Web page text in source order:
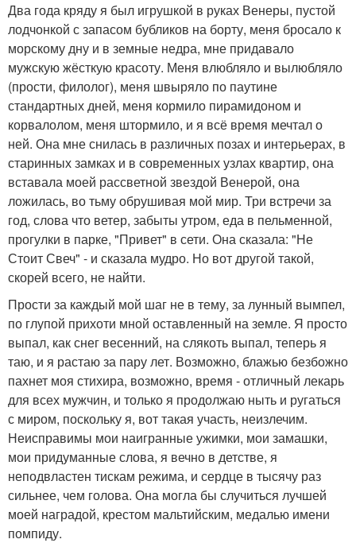
Два года кряду я был игрушкой в руках Венеры, пустой
лодчонкой с запасом бубликов на борту, меня бросало к
морскому дну и в земные недра, мне придавало
мужскую жёсткую красоту. Меня влюбляло и вылюбляло
(прости, филолог), меня швыряло по паутине
стандартных дней, меня кормило пирамидоном и
корвалолом, меня штормило, и я всё время мечтал о
ней. Она мне снилась в различных позах и интерьерах, в
старинных замках и в современных узлах квартир, она
вставала моей рассветной звездой Венерой, она
ложилась, во тьму обрушивая мой мир. Три встречи за
год, слова что ветер, забыты утром, еда в пельменной,
прогулки в парке, "Привет" в сети. Она сказала: "Не
Стоит Свеч" - и сказала мудро. Но вот другой такой,
скорей всего, не найти.
Прости за каждый мой шаг не в тему, за лунный вымпел,
по глупой прихоти мной оставленный на земле. Я просто
выпал, как снег весенний, на слякоть выпал, теперь я
таю, и я растаю за пару лет. Возможно, блажью безбожно
пахнет моя стихира, возможно, время - отличный лекарь
для всех мужчин, и только я продолжаю ныть и ругаться
с миром, поскольку я, вот такая участь, неизлечим.
Неисправимы мои наигранные ужимки, мои замашки,
мои придуманные слова, я вечно в детстве, я
неподвластен тискам режима, и сердце в тысячу раз
сильнее, чем голова. Она могла бы случиться лучшей
моей наградой, крестом мальтийским, медалью имени
помпиду.